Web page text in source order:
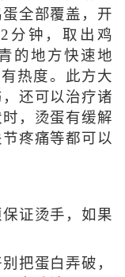
全部覆盖，开
分钟，取出鸡
的地方快速地
热度。此方大
还可以治疗诸
，烫蛋有缓解
疼痛等都可以
证烫手，如果
蛋白弄破，